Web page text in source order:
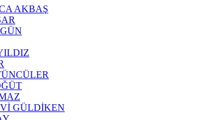
AKBAŞ
GÜLDİKEN